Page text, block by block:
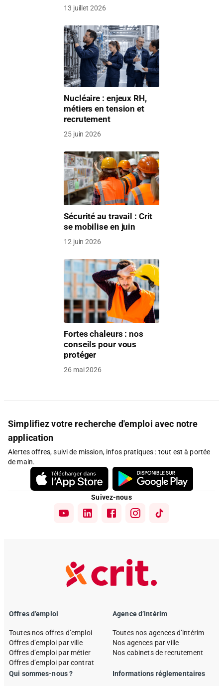
13 juillet 2026
Nucléaire : enjeux RH,
métiers en tension et
recrutement
25 juin 2026
Sécurité au travail : Crit
se mobilise en juin
12 juin 2026
Fortes chaleurs : nos
conseils pour vous
protéger
26 mai 2026